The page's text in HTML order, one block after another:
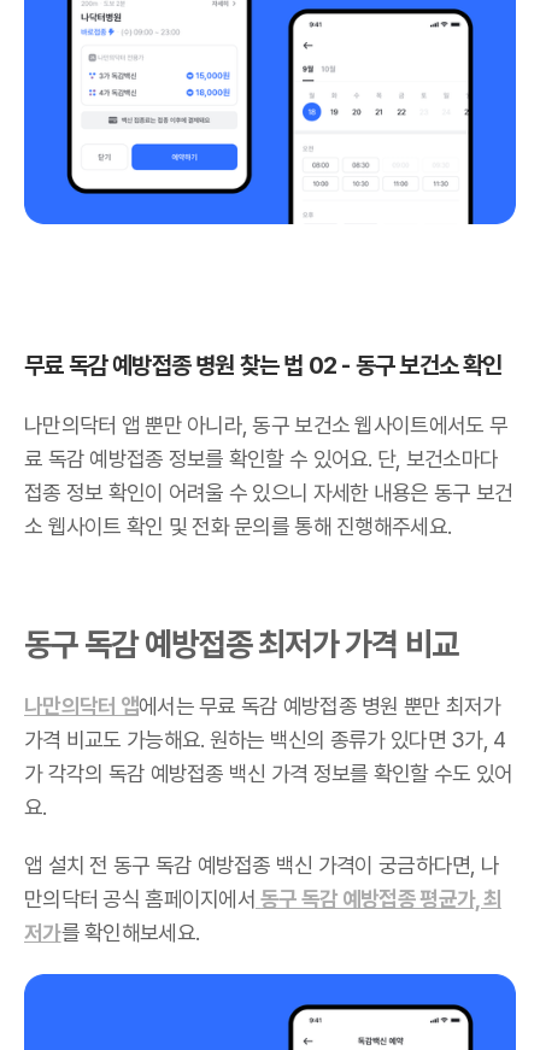
무료 독감 예방접종 병원 찾는 법 02 - 동구 보건소 확인
나만의닥터 앱 뿐만 아니라, 동구 보건소 웹사이트에서도 무
료 독감 예방접종 정보를 확인할 수 있어요. 단, 보건소마다
접종 정보 확인이 어려울 수 있으니 자세한 내용은 동구 보건
소 웹사이트 확인 및 전화 문의를 통해 진행해주세요.
동구 독감 예방접종 최저가 가격 비교
나만의닥터 앱에서는 무료 독감 예방접종 병원 뿐만 최저가
가격 비교도 가능해요. 원하는 백신의 종류가 있다면 3가, 4
가 각각의 독감 예방접종 백신 가격 정보를 확인할 수도 있어
요.
앱 설치 전 동구 독감 예방접종 백신 가격이 궁금하다면, 나
만의닥터 공식 홈페이지에서 동구 독감 예방접종 평균가, 최
저가를 확인해보세요.